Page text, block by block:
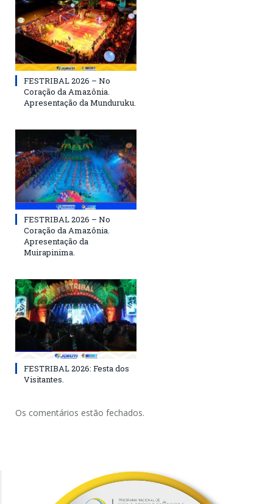
FESTRIBAL 2026 – No
Coração da Amazônia.
Apresentação da Munduruku.
FESTRIBAL 2026 – No
Coração da Amazônia.
Apresentação da
Muirapinima.
FESTRIBAL 2026: Festa dos
Visitantes.
Os comentários estão fechados.